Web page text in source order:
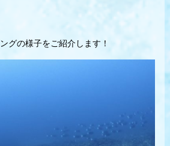
グの様子をご紹介します！